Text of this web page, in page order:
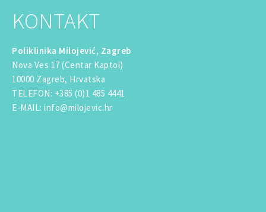
KONTAKT
Poliklinika Milojević, Zagreb
Nova Ves 17 (Centar Kaptol)
10000 Zagreb, Hrvatska
TELEFON: +385 (0)1 485 4441
E-MAIL : info@milojevic.hr